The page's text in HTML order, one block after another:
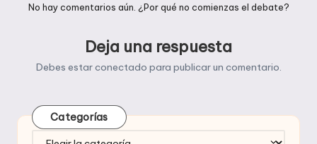
No hay comentarios aún. ¿Por qué no comienzas el debate?
Deja una respuesta
Debes estarconectado para publicar un comentario.
Categorías
Categorías